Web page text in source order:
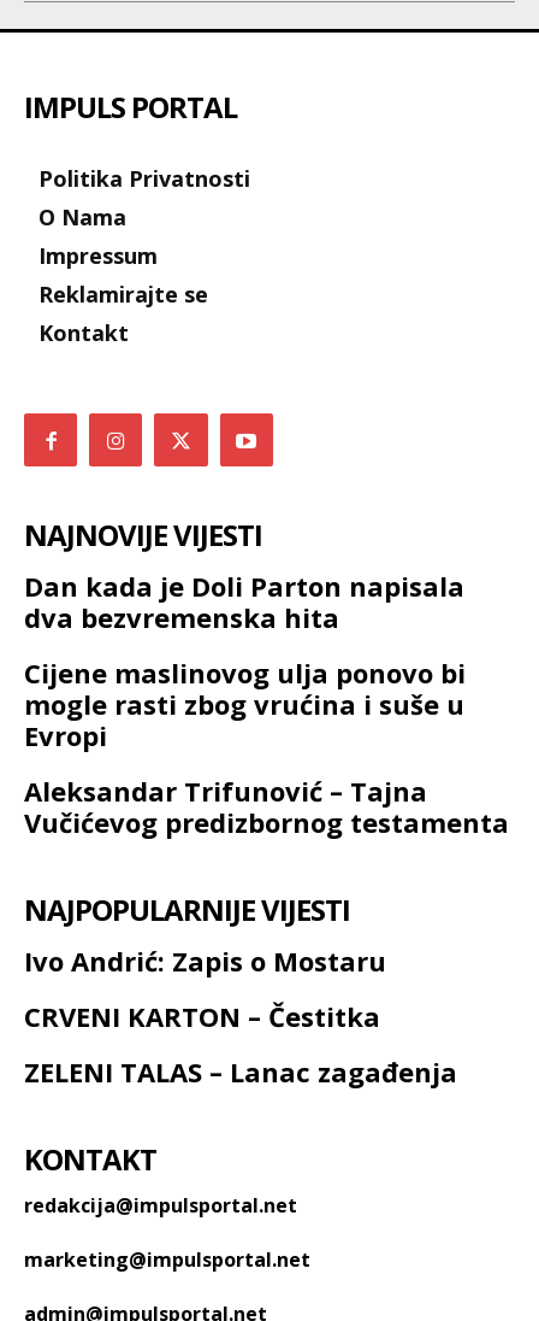
IMPULS PORTAL
Politika Privatnosti
O Nama
Impressum
Reklamirajte se
Kontakt
NAJNOVIJE VIJESTI
Dan kada je Doli Parton napisala
dva bezvremenska hita
Cijene maslinovog ulja ponovo bi
mogle rasti zbog vrućina i suše u
Evropi
Aleksandar Trifunović – Tajna
Vučićevog predizbornog testamenta
NAJPOPULARNIJE VIJESTI
Ivo Andrić: Zapis o Mostaru
CRVENI KARTON – Čestitka
ZELENI TALAS – Lanac zagađenja
KONTAKT
redakcija@impulsportal.net
marketing@impulsportal.net
admin@impulsportal.net